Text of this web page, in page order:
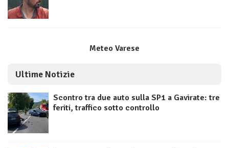
Meteo Varese
Ultime Notizie
Scontro tra due auto sulla SP1 a Gavirate: tre
feriti, traffico sotto controllo